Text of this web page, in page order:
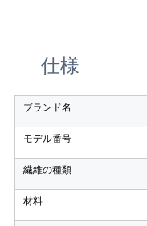
仕様
ブランド名
モデル番号
繊維の種類
材料